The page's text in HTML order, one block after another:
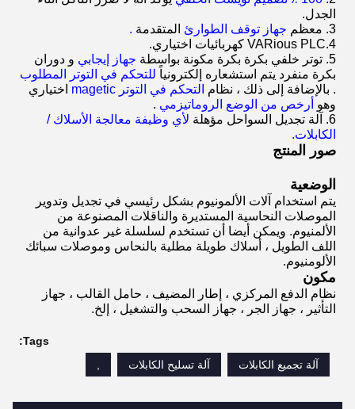
الجدل.
3. معظم
جهاز توقف الطوارئ المتقدمة .
4.VARious PLC كهربائيات اختياري.
5. توتر خلفي بكرة بكرة مكونة بواسطة
جهاز إيجابي و دوران
بكرة منفرد يتم استشعاره إلكترونياً للتحكم في التوتر المطلوب
. بالإضافة إلى ذلك ، نظام التحكم في التوتر magetic اختياري
وهو أرخص من الوضع الروماتيزمي .
6. آلة تجديل السواحل مؤهلة
لأي وظيفة معالجة الأسلاك /
الكابلات.
صور المنتج
الوضعية
يتم استخدام آلات الألمونيوم بشكل رئيسي في تجديل وتدوير
الموصلات النحاسية المستديرة والناقلات المصنوعة من
الألمنيوم. ويمكن أيضا أن تستخدم لسلسلة غير عدوانية من
اللف الطويل ، أسلاك طويلة مطلية بالنحاس وموصلات سبائك
الألومنيوم.
مكون
نظام الدفع المركزي ، إطار المضيف ، حامل القالب ، جهاز
التأثير ، جهاز الجر ، جهاز السحب والتشغيل ، إلخ.
Tags:
آلة تجميع الكابلات
آلة تسليح الكابلات